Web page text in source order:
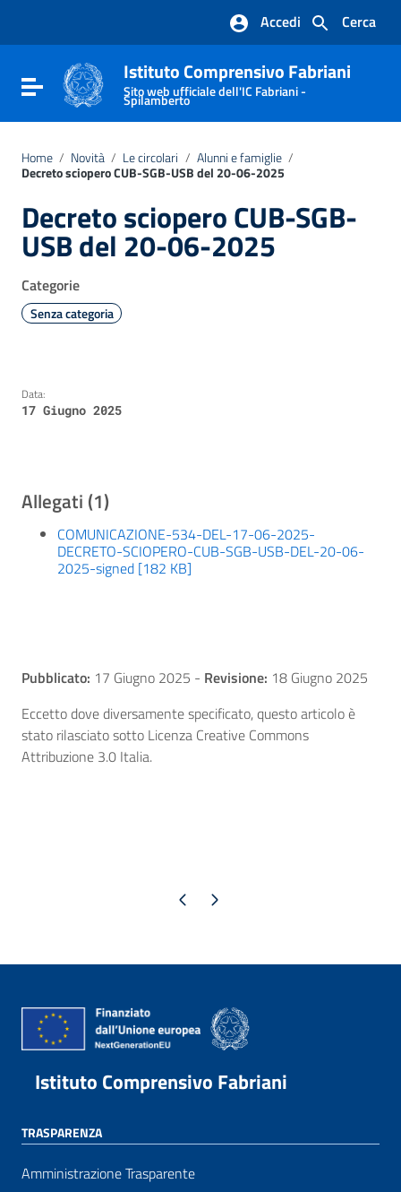
Vai al footer
Cerca
Accedi
Attiva / disattiva la navigazione
Istituto Comprensivo Fabriani
Sito web ufficiale dell'IC Fabriani -
Spilamberto
Home / Novità / Le circolari / Alunni e famiglie /
Decreto sciopero CUB-SGB-USB del 20-06-2025
Decreto sciopero CUB-SGB-
USB del 20-06-2025
Categorie
Senza categoria
Data:
17 Giugno 2025
Allegati (1)
COMUNICAZIONE-534-DEL-17-06-2025-
DECRETO-SCIOPERO-CUB-SGB-USB-DEL-20-06-
2025-signed [182 KB]
Pubblicato: 17 Giugno 2025 - Revisione: 18 Giugno 2025
Eccetto dove diversamente specificato, questo articolo è
stato rilasciato sotto Licenza Creative Commons
Attribuzione 3.0 Italia.
Pagina precedente
Pagina successiva
Istituto Comprensivo Fabriani
TRASPARENZA
Amministrazione Trasparente